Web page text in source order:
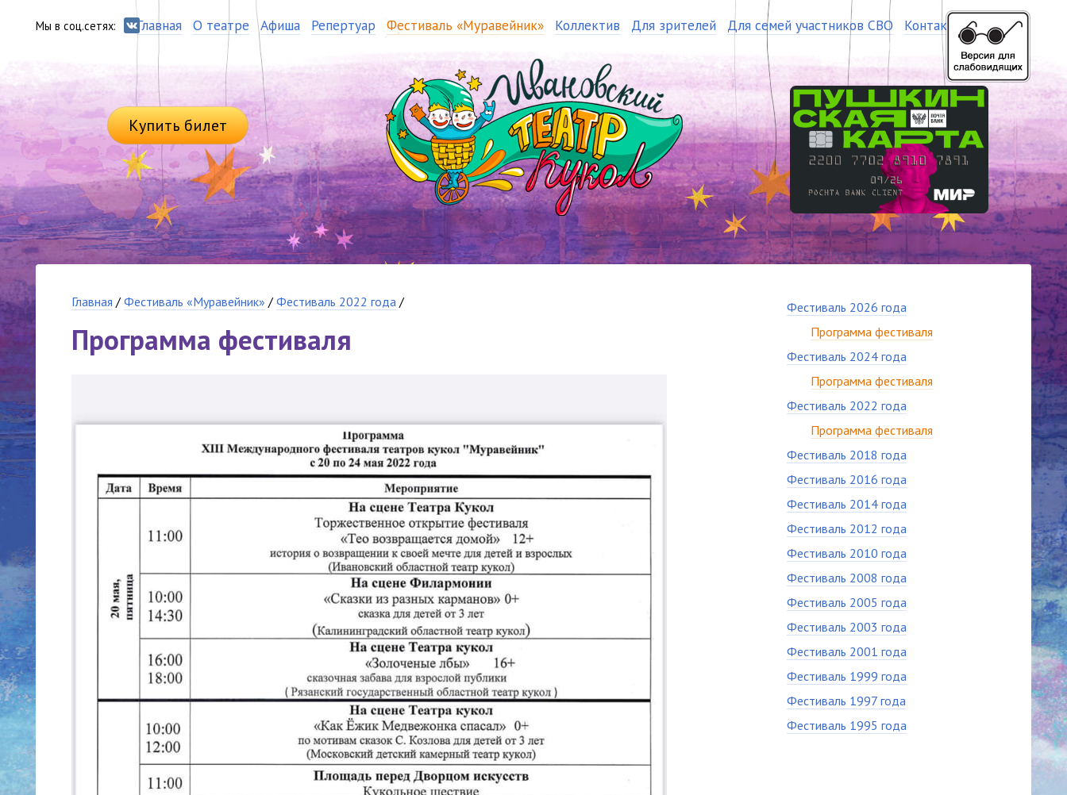
Мы в соц.сетях: Главная О театре Афиша Репертуар Фестиваль «Муравейник» Коллектив Для зрителей Для семей участников СВО Контакты
Купить билет
Главная / Фестиваль «Муравейник» / Фестиваль 2022 года /
Программа фестиваля
Фестиваль 2026 года
Программа фестиваля
Фестиваль 2024 года
Программа фестиваля
Фестиваль 2022 года
Программа фестиваля
Фестиваль 2018 года
Фестиваль 2016 года
Фестиваль 2014 года
Фестиваль 2012 года
Фестиваль 2010 года
Фестиваль 2008 года
Фестиваль 2005 года
Фестиваль 2003 года
Фестиваль 2001 года
Фестиваль 1999 года
Фестиваль 1997 года
Фестиваль 1995 года